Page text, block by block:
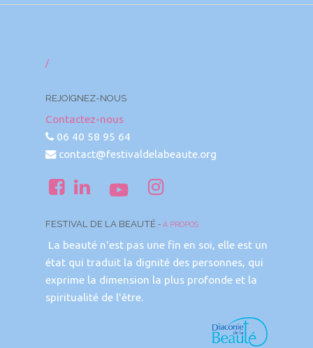
/
REJOIGNEZ-NOUS
Contactez-nous
06 40 58 95 64
contact@festivaldelabeaute.org
FESTIVAL DE LA BEAUTÉ - À PROPOS
La beauté n'est pas une fin en soi, elle est un
état qui traduit la dignité des personnes, qui
exprime la dimension la plus profonde et la
spiritualité de l'être.